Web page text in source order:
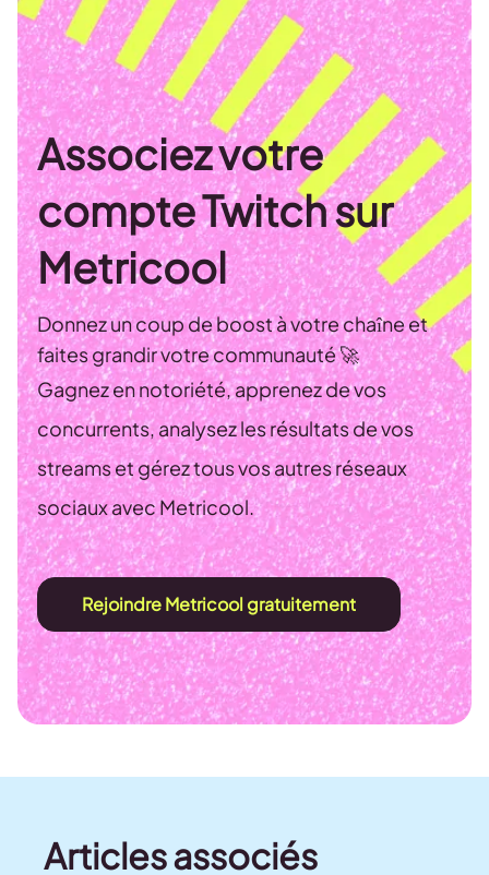
Associez votre
compte Twitch sur
Metricool
Donnez un coup de boost à votre chaîne et
faites grandir votre communauté 🚀
Gagnez en notoriété, apprenez de vos
concurrents, analysez les résultats de vos
streams et gérez tous vos autres réseaux
sociaux avec Metricool.
Rejoindre Metricool gratuitement
Articles associés